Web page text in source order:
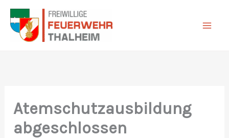
Zum
Inhalt
springen
Atemschutzausbildung
abgeschlossen